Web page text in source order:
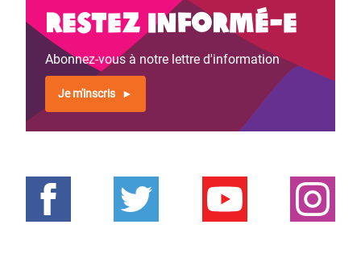
Restez informé-e
Abonnez-vous à notre lettre d'information
Je m'inscris